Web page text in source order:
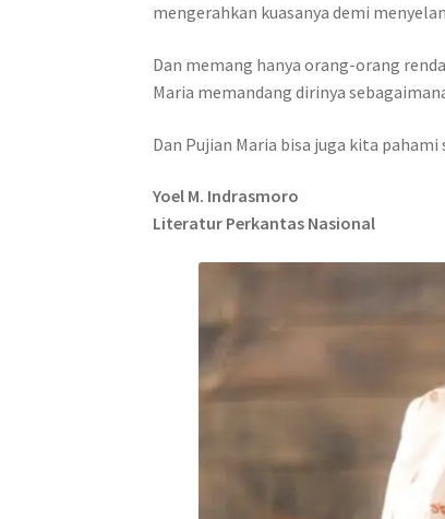
mengerahkan kuasanya demi
Dan memang hanya orang-orang
Maria memandang dirinya
Dan Pujian Maria bisa juga kita
Yoel M. Indrasmoro
Literatur Perkantas Nasional